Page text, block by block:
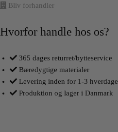
Bliv forhandler
Hvorfor handle hos os?
365 dages returret/bytteservice
Bæredygtige materialer
Levering inden for 1-3 hverdage
Produktion og lager i Danmark